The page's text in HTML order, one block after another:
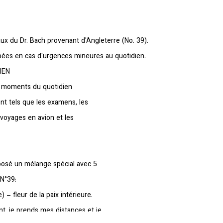
du Dr. Bach provenant d'Angleterre (No. 39).
en cas d'urgences mineures au quotidien.
du quotidien
tels que les examens, les
en avion et les
un mélange spécial avec 5
– fleur de la paix intérieure.
je prends mes distances et je